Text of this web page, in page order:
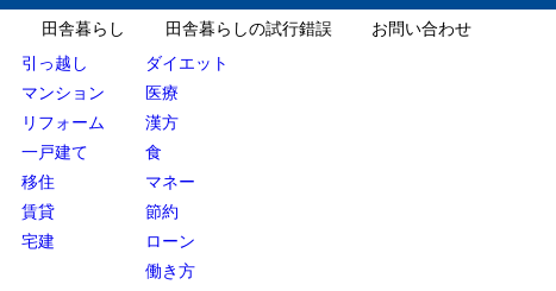
田舎暮らし
引っ越し
マンション
リフォーム
一戸建て
移住
賃貸
宅建
田舎暮らしの試行錯誤
ダイエット
医療
漢方
食
マネー
節約
ローン
働き方
お問い合わせ